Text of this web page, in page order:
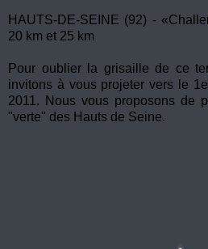
HAUTS-DE-SEINE (92) -
20 km et 25 km
Pour oublier la grisaille de ce
invitons à vous projeter vers le
2011. Nous vous proposons de
"verte" des Hauts de Seine.